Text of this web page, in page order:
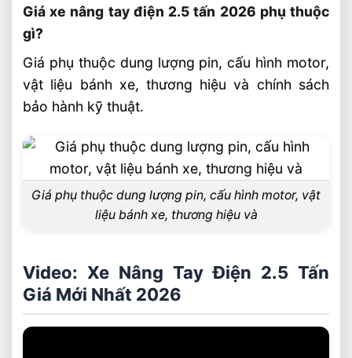
Giá xe nâng tay điện 2.5 tấn 2026 phụ thuộc
gì?
Giá phụ thuộc dung lượng pin, cấu hình motor,
vật liệu bánh xe, thương hiệu và chính sách
bảo hành kỹ thuật.
Giá phụ thuộc dung lượng pin, cấu hình motor, vật
liệu bánh xe, thương hiệu và
Video: Xe Nâng Tay Điện 2.5 Tấn
Giá Mới Nhất 2026